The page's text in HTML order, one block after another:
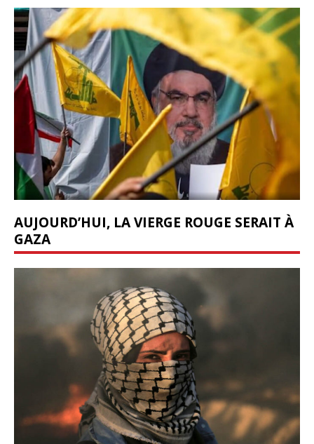
AUJOURD’HUI, LA VIERGE ROUGE SERAIT À
GAZA